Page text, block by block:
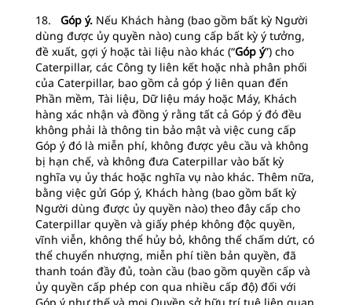
18. Góp ý. Nếu Khách hàng (bao gồm bất kỳ Người
dùng được ủy quyền nào) cung cấp bất kỳ ý tưởng,
đề xuất, gợi ý hoặc tài liệu nào khác (“Góp ý”) cho
Caterpillar, các Công ty liên kết hoặc nhà phân phối
của Caterpillar, bao gồm cả góp ý liên quan đến
Phần mềm, Tài liệu, Dữ liệu máy hoặc Máy, Khách
hàng xác nhận và đồng ý rằng tất cả Góp ý đó đều
không phải là thông tin bảo mật và việc cung cấp
Góp ý đó là miễn phí, không được yêu cầu và không
bị hạn chế, và không đưa Caterpillar vào bất kỳ
nghĩa vụ ủy thác hoặc nghĩa vụ nào khác. Thêm nữa,
bằng việc gửi Góp ý, Khách hàng (bao gồm bất kỳ
Người dùng được ủy quyền nào) theo đây cấp cho
Caterpillar quyền và giấy phép không độc quyền,
vĩnh viễn, không thể hủy bỏ, không thể chấm dứt, có
thể chuyển nhượng, miễn phí tiền bản quyền, đã
thanh toán đầy đủ, toàn cầu (bao gồm quyền cấp và
ủy quyền cấp phép con qua nhiều cấp độ) đối với